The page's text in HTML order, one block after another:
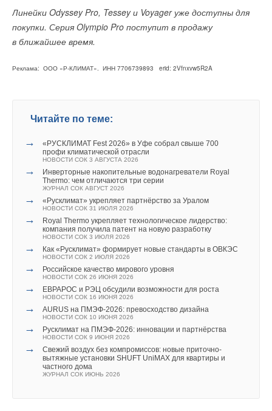
Линейки Odyssey Pro, Tessey и Voyager уже доступны для
покупки. Серия Olympio Pro поступит в продажу
в ближайшее время.
Реклама: ООО «Р-КЛИМАТ». ИНН 7706739893 erid: 2Vfnxvw5R2A
Читайте по теме:
→
«РУСКЛИМАТ Fest 2026» в Уфе собрал свыше 700
профи климатической отрасли
НОВОСТИ СОК 3 АВГУСТА 2026
→
Инверторные накопительные водонагреватели Royal
Thermo: чем отличаются три серии
ЖУРНАЛ СОК АВГУСТ 2026
→ «Русклимат» укрепляет партнёрство за Уралом
НОВОСТИ СОК 31 ИЮЛЯ 2026
→
Royal Thermo укрепляет технологическое лидерство:
компания получила патент на новую разработку
НОВОСТИ СОК 3 ИЮЛЯ 2026
→ Как «Русклимат» формирует новые стандарты в ОВКЭС
НОВОСТИ СОК 2 ИЮЛЯ 2026
→ Российское качество мирового уровня
НОВОСТИ СОК 26 ИЮНЯ 2026
→ ЕВРАРОС и РЭЦ обсудили возможности для роста
НОВОСТИ СОК 16 ИЮНЯ 2026
→ AURUS на ПМЭФ-2026: превосходство дизайна
НОВОСТИ СОК 10 ИЮНЯ 2026
→ Русклимат на ПМЭФ-2026: инновации и партнёрства
НОВОСТИ СОК 9 ИЮНЯ 2026
→
Свежий воздух без компромиссов: новые приточно-
вытяжные установки SHUFT UniMAX для квартиры и
частного дома
ЖУРНАЛ СОК ИЮНЬ 2026